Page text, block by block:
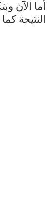
أما الآن
النتيجة